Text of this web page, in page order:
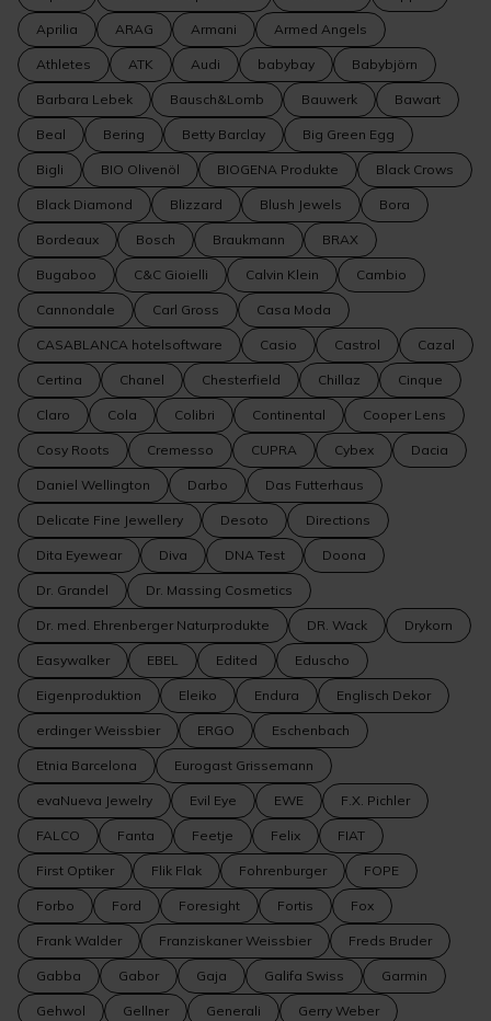
Aprilia ARAG Armani Armed Angels
Athletes ATK Audi babybay Babybjörn
Barbara Lebek Bausch&Lomb Bauwerk Bawart
Beal Bering Betty Barclay Big Green Egg
Bigli BIO Olivenöl BIOGENA Produkte Black Crows
Black Diamond Blizzard Blush Jewels Bora
Bordeaux Bosch Braukmann BRAX
Bugaboo C&C Gioielli Calvin Klein Cambio
Cannondale Carl Gross Casa Moda
CASABLANCA hotelsoftware Casio Castrol Cazal
Certina Chanel Chesterfield Chillaz Cinque
Claro Cola Colibri Continental Cooper Lens
Cosy Roots Cremesso CUPRA Cybex Dacia
Daniel Wellington Darbo Das Futterhaus
Delicate Fine Jewellery Desoto Directions
Dita Eyewear Diva DNA Test Doona
Dr. Grandel Dr. Massing Cosmetics
Dr. med. Ehrenberger Naturprodukte DR. Wack Drykorn
Easywalker EBEL Edited Eduscho
Eigenproduktion Eleiko Endura Englisch Dekor
erdinger Weissbier ERGO Eschenbach
Etnia Barcelona Eurogast Grissemann
evaNueva Jewelry Evil Eye EWE F.X. Pichler
FALCO Fanta Feetje Felix FIAT
First Optiker Flik Flak Fohrenburger FOPE
Forbo Ford Foresight Fortis Fox
Frank Walder Franziskaner Weissbier Freds Bruder
Gabba Gabor Gaja Galifa Swiss Garmin
Gehwol Gellner Generali Gerry Weber